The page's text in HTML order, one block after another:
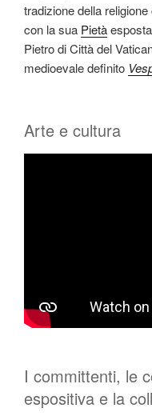
tradizione della
con la sua Pietà
Pietro di Città del
medioevale definito
Arte e cultura
I committenti, le
espositiva e la